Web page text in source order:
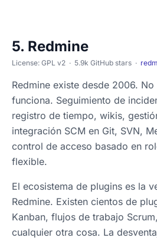
5. Redmine
License: GPL v2 · 5.9k GitHub stars ·
Redmine existe desde 2006.
funciona. Seguimiento de
registro de tiempo, wikis,
integración SCM en Git, SVN,
control de acceso basado en
flexible.
El ecosistema de plugins es la
Redmine. Existen cientos de
Kanban, flujos de trabajo
cualquier otra cosa. La